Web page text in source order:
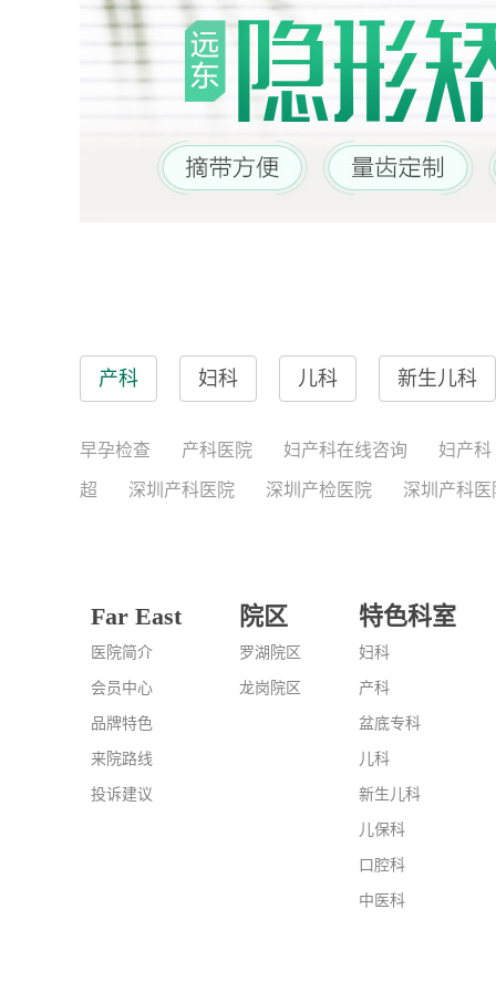
产科 妇科 儿科 新生儿科
早孕检查 产科医院 妇产科在线咨询 妇产科
超 深圳产科医院 深圳产检医院 深圳产科医
Far East
医院简介
会员中心
品牌特色
来院路线
投诉建议
院区
罗湖院区
龙岗院区
特色科室
妇科
产科
盆底专科
儿科
新生儿科
儿保科
口腔科
中医科